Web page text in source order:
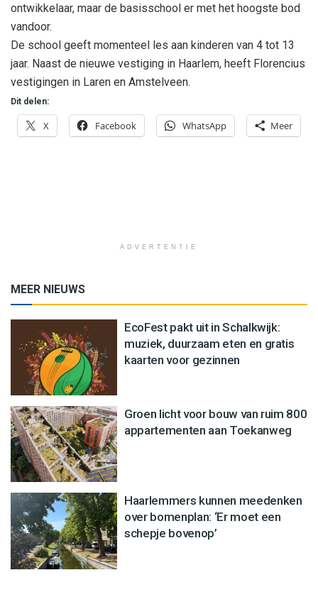
ontwikkelaar, maar de basisschool er met het hoogste bod
vandoor.
De school geeft momenteel les aan kinderen van 4 tot 13
jaar. Naast de nieuwe vestiging in Haarlem, heeft Florencius
vestigingen in Laren en Amstelveen.
Dit delen:
X Facebook WhatsApp Meer
ADVERTENTIE
MEER NIEUWS
EcoFest pakt uit in Schalkwijk:
muziek, duurzaam eten en gratis
kaarten voor gezinnen
Groen licht voor bouw van ruim 800
appartementen aan Toekanweg
Haarlemmers kunnen meedenken
over bomenplan: ‘Er moet een
schepje bovenop’